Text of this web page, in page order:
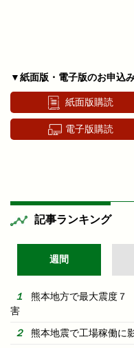
▼紙面版・電子版のお申込
紙面版購読
電子版購読
記事ランキング
週間
熊本地方で最大震度７
害
熊本地震で工場稼働に